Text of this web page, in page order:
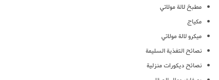
مطبخ لالة مولاتي
مكياج
ميكرو لالة مولاتي
نصائح التغذية السليمة
نصائح ديكورات منزلية